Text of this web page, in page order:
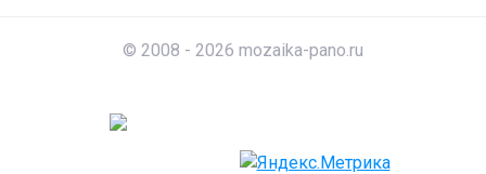
© 2008 - 2026 mozaika-pano.ru